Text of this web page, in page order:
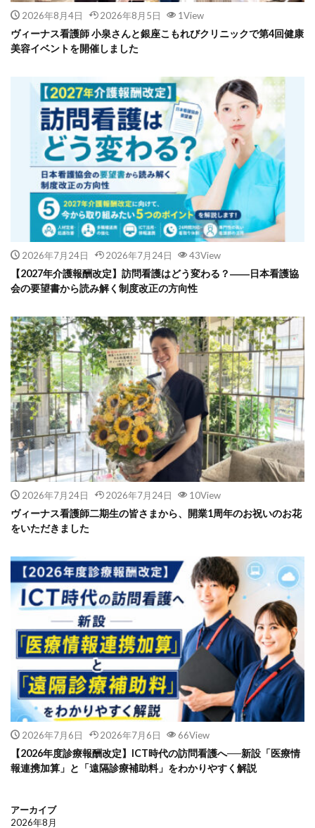
2026年8月4日 2026年8月5日 1View
ヴィーナス看護師 小泉さんと銀座こもれびクリニックで第4回健康
美容イベントを開催しました
2026年7月24日 2026年7月24日 43View
【2027年介護報酬改定】訪問看護はどう変わる？――日本看護協
会の要望書から読み解く制度改正の方向性
2026年7月24日 2026年7月24日 10View
ヴィーナス看護師二期生の皆さまから、開業1周年のお祝いのお花
をいただきました
2026年7月6日 2026年7月6日 66View
【2026年度診療報酬改定】ICT時代の訪問看護へ──新設「医療情
報連携加算」と「遠隔診療補助料」をわかりやすく解説
アーカイブ
2026年8月